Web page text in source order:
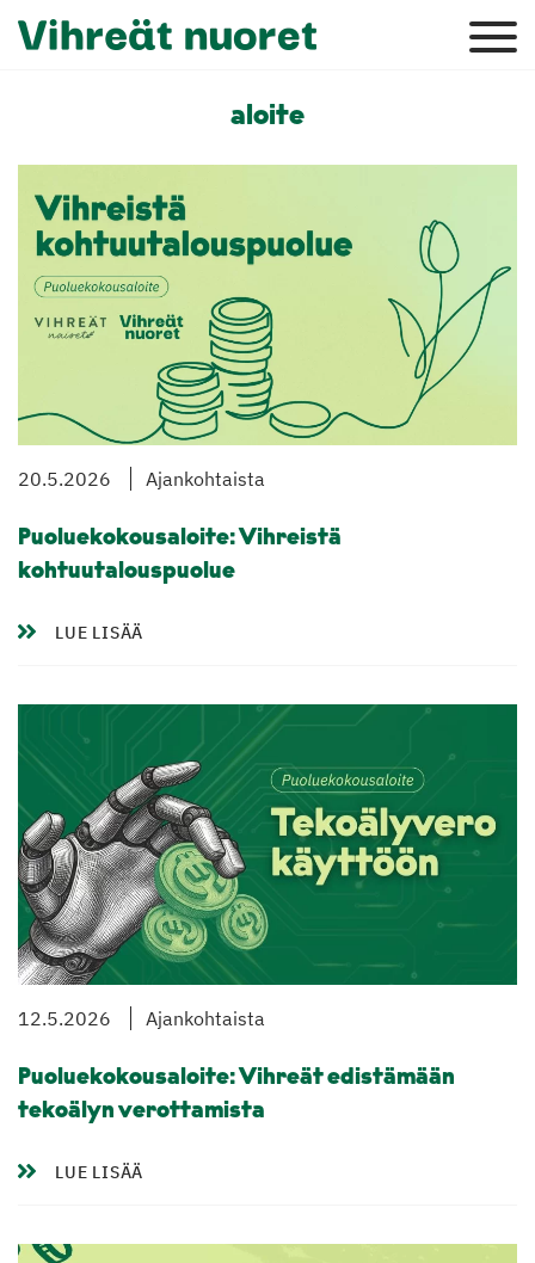
aloite
20.5.2026 Ajankohtaista
Puoluekokousaloite: Vihreistä
kohtuutalouspuolue
LUE LISÄÄ
12.5.2026 Ajankohtaista
Puoluekokousaloite: Vihreät edistämään
tekoälyn verottamista
LUE LISÄÄ